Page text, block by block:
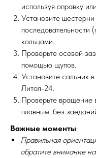
используя оправку
Установите
последовательности
кольцами.
Проверьте осевой
помощью щупов.
Установите сальник
Литол-24.
Проверьте вращение
плавным, без
Важные моменты:
Правильная
обратите внимание